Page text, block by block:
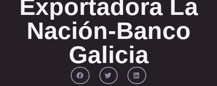
Exportadora La
Nación-Banco
Galicia